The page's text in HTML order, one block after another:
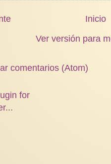
Inicio
Ver versión para
comentarios (Atom)